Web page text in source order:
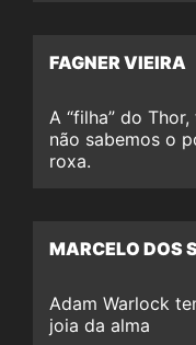
FAGNER VIEIRA
A “filha” do
não sabemos o
roxa.
MARCELO DOS
Adam Warlock
joia da alma